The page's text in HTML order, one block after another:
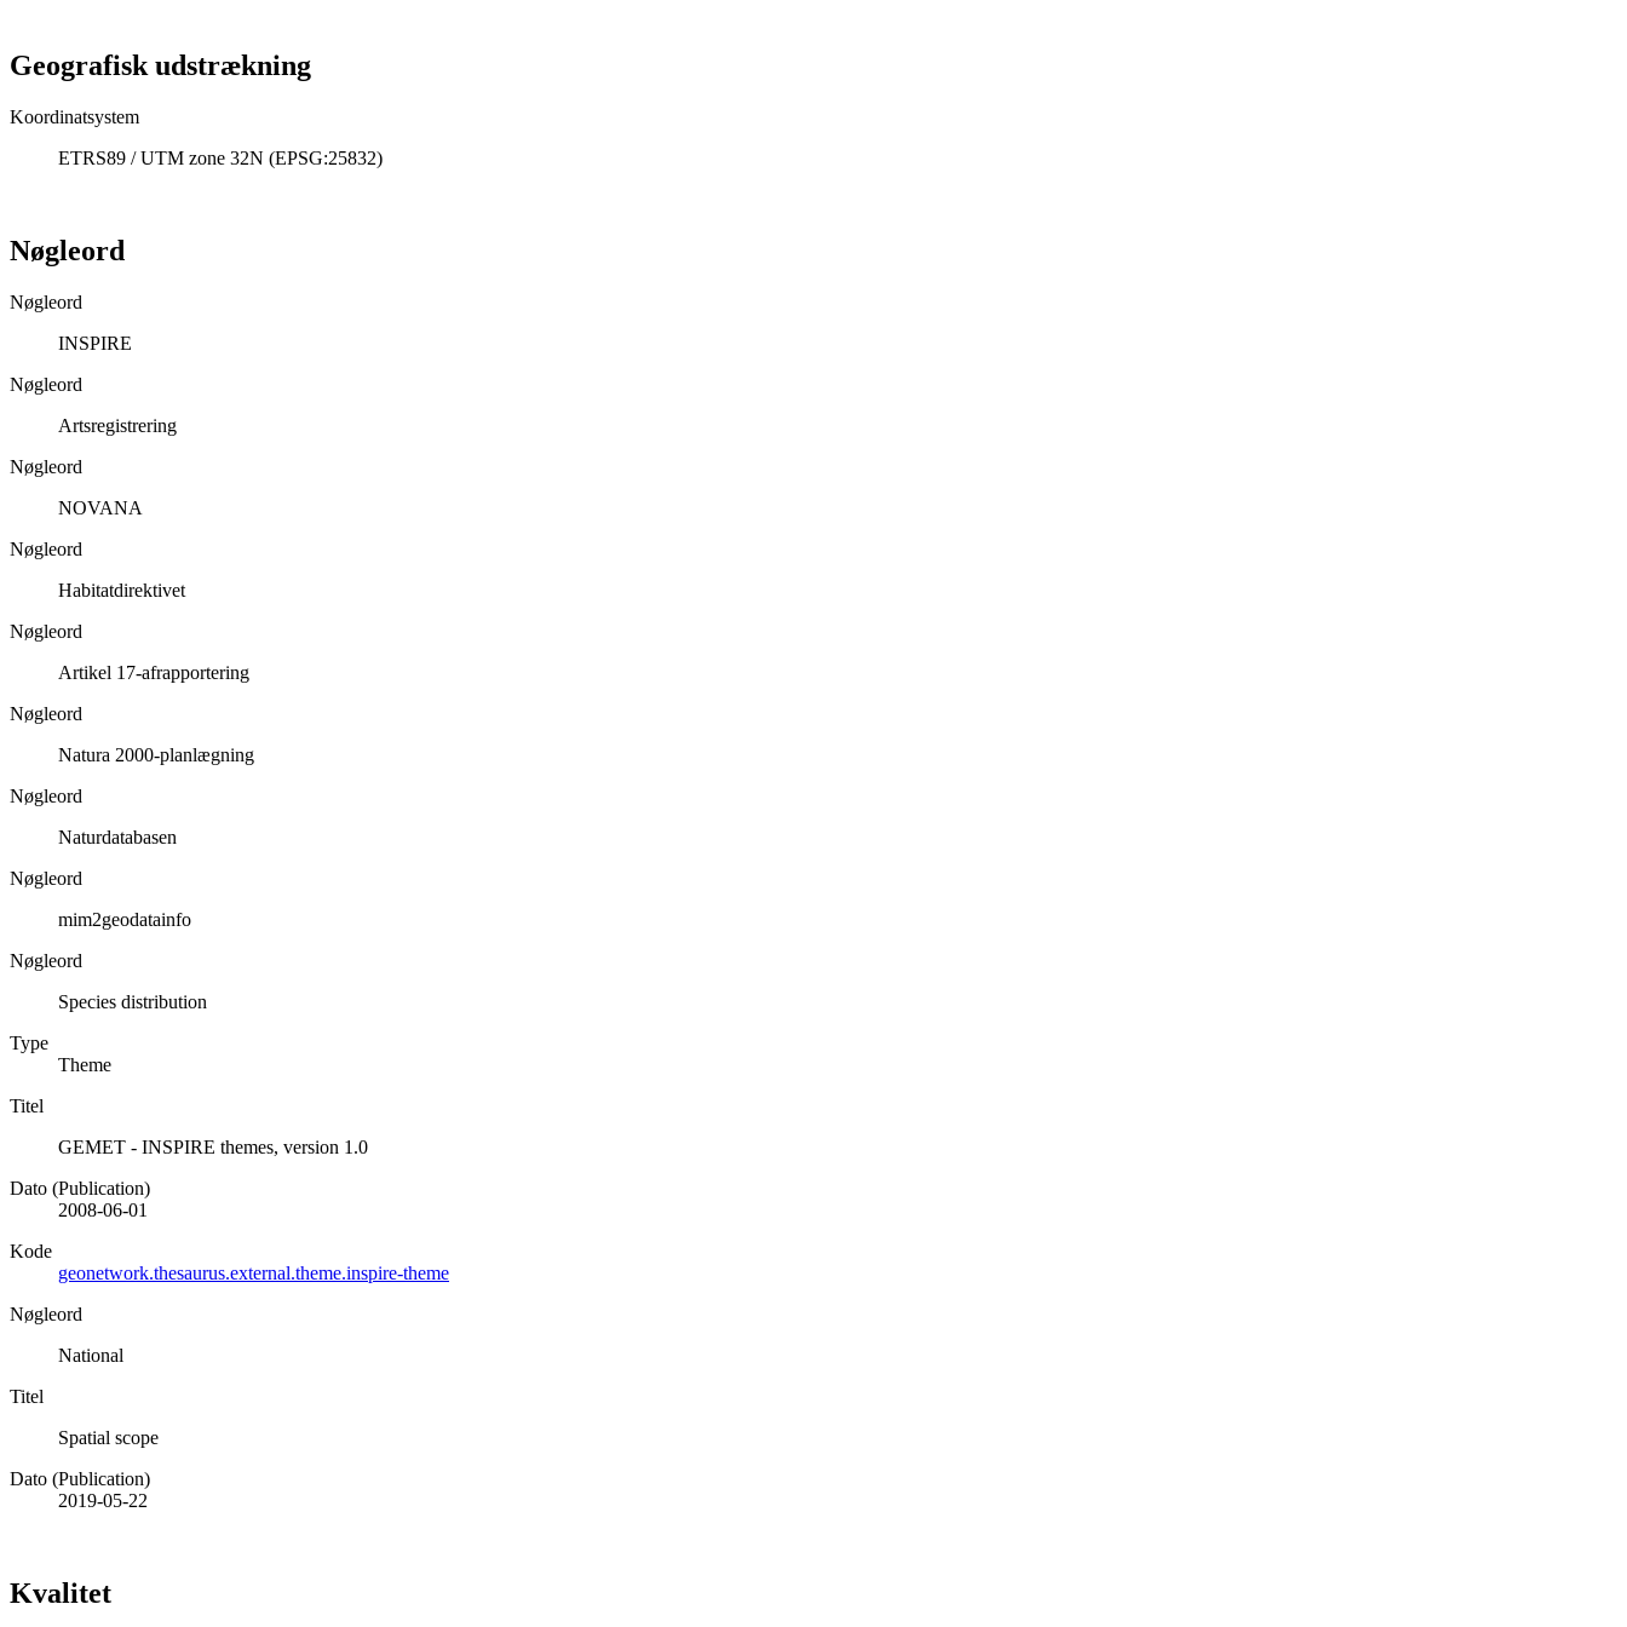
Geografisk udstrækning
Koordinatsystem
ETRS89 / UTM zone 32N (EPSG:25832)
Nøgleord
Nøgleord
INSPIRE
Nøgleord
Artsregistrering
Nøgleord
NOVANA
Nøgleord
Habitatdirektivet
Nøgleord
Artikel 17-afrapportering
Nøgleord
Natura 2000-planlægning
Nøgleord
Naturdatabasen
Nøgleord
mim2geodatainfo
Nøgleord
Species distribution
Type
Theme
Titel
GEMET - INSPIRE themes, version 1.0
Dato (Publication)
2008-06-01
Kode
geonetwork.thesaurus.external.theme.inspire-theme
Nøgleord
National
Titel
Spatial scope
Dato (Publication)
2019-05-22
Kvalitet